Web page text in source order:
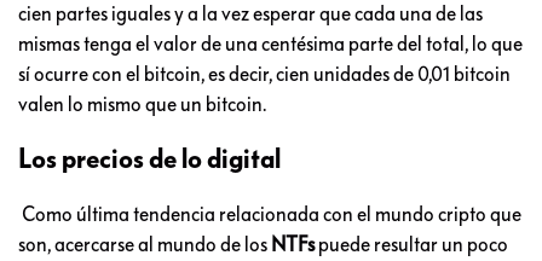
cien partes iguales y a la vez esperar que cada una de las
mismas tenga el valor de una centésima parte del total, lo que
sí ocurre con el bitcoin, es decir, cien unidades de 0,01 bitcoin
valen lo mismo que un bitcoin.
Los precios de lo digital
Como última tendencia relacionada con el mundo cripto que
son, acercarse al mundo de los NTFspuede resultar un poco